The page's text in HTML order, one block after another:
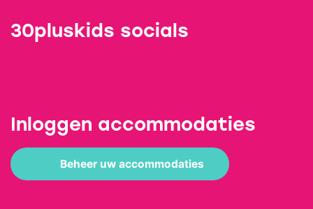
30pluskids socials
Inloggen accommodaties
Beheer uw accommodaties